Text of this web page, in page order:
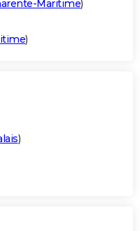
Maritime)
)
)